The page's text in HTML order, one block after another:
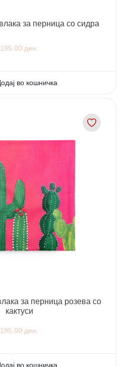
за перница со сидра
195.00 ден.
во кошничка
за перница розева со
кактуси
195.00 ден.
во кошничка